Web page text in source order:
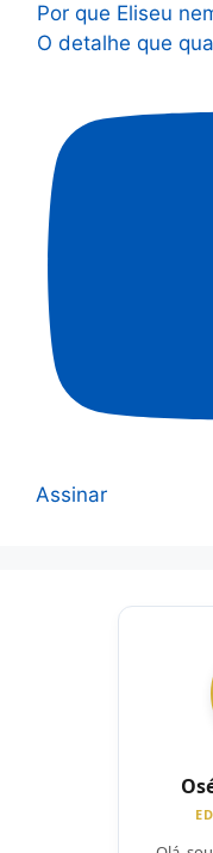
Por que Eliseu
O detalhe que
Assinar